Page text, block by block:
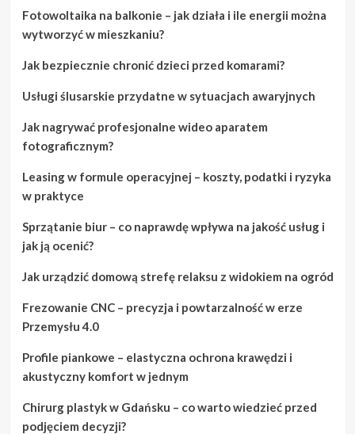
Fotowoltaika na balkonie – jak działa i ile energii można
wytworzyć w mieszkaniu?
Jak bezpiecznie chronić dzieci przed komarami?
Usługi ślusarskie przydatne w sytuacjach awaryjnych
Jak nagrywać profesjonalne wideo aparatem
fotograficznym?
Leasing w formule operacyjnej – koszty, podatki i ryzyka
w praktyce
Sprzątanie biur – co naprawdę wpływa na jakość usług i
jak ją ocenić?
Jak urządzić domową strefę relaksu z widokiem na ogród
Frezowanie CNC – precyzja i powtarzalność w erze
Przemysłu 4.0
Profile piankowe – elastyczna ochrona krawędzi i
akustyczny komfort w jednym
Chirurg plastyk w Gdańsku – co warto wiedzieć przed
podjęciem decyzji?